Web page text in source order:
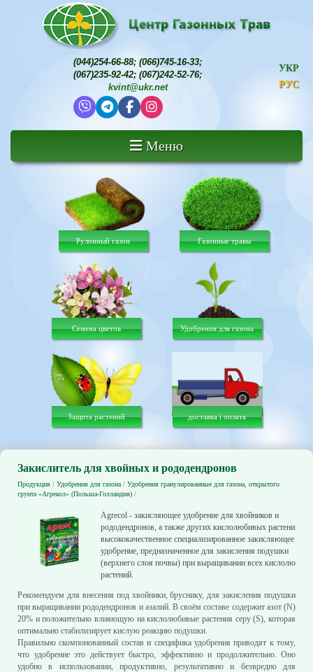
(044)254-66-88; (066)745-16-33;
(067)235-92-42; (067)242-52-76;
kvint@ukr.net
УКР
РУС
Меню
Рулонный газон Газонные травы
Семена цветов Удобрения для газона
Защита растений доставка і оплата
Закислитель для хвойных и рододендронов
Продукция / Удобрения для газона / Удобрения гранулированные для газона, открытого
грунта «Агрекол» (Польша-Голландия) /
Аgrесоl - закисляющее удобрение для хвойников и
рододендронов, а также других кислолюбивых растений -
высококачественное специализированное закисляющее
удобрение, предназначенное для закисления подушки
(верхнего слоя почвы) при выращивании всех
растений.
Рекомендуем для внесения под хвойники, бруснику, для закисления подушки
при выращивании рододендронов и азалий. В своём составе содержит азот (N)
20% и положительно влияющую на кислолюбивые растения серу (S), которая
оптимально стабилизирует кислую реакцию подушки.
Правильно скомпонованный состав и специфика удобрения приводят к тому,
что удобрение это действует быстро, эффективно и продолжительно. Оно
удобно в использовании, продуктивно, результативно и безвредно для